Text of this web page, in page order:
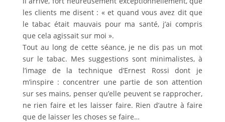
les clients me disent : « et quand vous avez dit que
le tabac était mauvais pour ma santé, j’ai compris
que cela agissait sur moi ».
Tout au long de cette séance, je ne dis pas un mot
sur le tabac. Mes suggestions sont minimalistes, à
l’image de la technique d’Ernest Rossi dont je
m’inspire : concentrer une partie de son attention
sur ses mains, penser qu’elle peuvent se rapprocher,
ne rien faire et les laisser faire. Rien d’autre à faire
que de laisser les choses se faire…